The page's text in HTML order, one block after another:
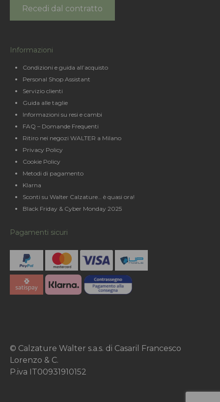
Recedi dal contratto
Informazioni
Condizioni e guida all’acquisto
Personal Shop Assistant
Servizio clienti
Guida alle taglie
Informazioni su resi e cambi
FAQ – Domande Frequenti
Ritiro nei negozi WALTER a Milano
Privacy Policy
Cookie Policy
Metodi di pagamento
Klarna
Sconti su Walter Calzature… è quasi ora!
Black Friday & Cyber Monday 2025
Pagamenti sicuri
© Calzature Walter s.a.s. di Casaril Francesco
Lorenzo & C.
P.iva IT00931910152